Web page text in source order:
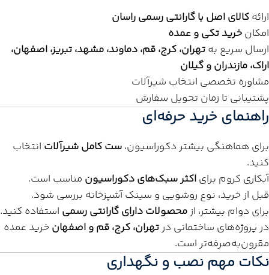
ارائهکالای اصل با گارانتی رسمی راسان
امکانخرید تکی و عمده
ارسال سریع بهتهران، کرج، قم، دماوند، مشهد، تبریز، اصفهان،
اراک، مازندران و گیلان
مشاوره تخصصی انتخاب شیرآلات
پشتیبانی تا زمان تحویل سفارش
راهنمای خرید حرفه‌ای
برای هماهنگی بیشتر دکوراسیون،ست کامل شیرآلات انتخاب
کنید.
آبکاری کروم برایاکثر سبک‌های دکوراسیون مناسب است.
قبل از خرید، نوع روشویی و سینک آشپزخانه بررسی شود.
برای دوام بیشتر، ازمحصولات دارای گارانتی رسمی استفاده کنید.
در پروژه‌های ساختمانی درتهران، کرج، قم و اصفهانخرید عمده
مقرون‌به‌صرفه‌تر است.
نکات مهم نصب و نگهداری